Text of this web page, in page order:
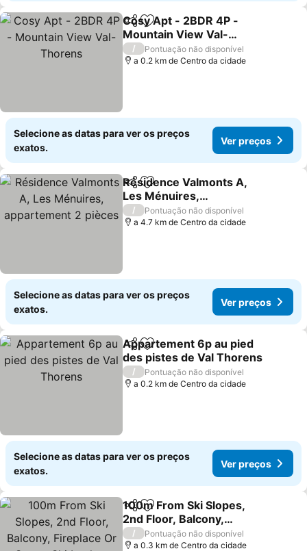
PartilharAdicionar aos favoritos
Cosy Apt - 2BDR 4P -
Mountain View Val-
Thorens
/
Pontuação não disponível
a 0.2 km de Centro da cidade
Selecione as datas para ver os preços
exatos.
Ver preços
PartilharAdicionar aos favoritos
Résidence Valmonts A,
Les Ménuires,
appartement 2 pièces
/
Pontuação não disponível
a 4.7 km de Centro da cidade
Selecione as datas para ver os preços
exatos.
Ver preços
PartilharAdicionar aos favoritos
Appartement 6p au pied
des pistes de Val Thorens
/
Pontuação não disponível
a 0.2 km de Centro da cidade
Selecione as datas para ver os preços
exatos.
Ver preços
PartilharAdicionar aos favoritos
100m From Ski Slopes,
2nd Floor, Balcony,
Fireplace Or Stove, Ski
Locker, 96m², Val
/
Pontuação não disponível
a 0.3 km de Centro da cidade